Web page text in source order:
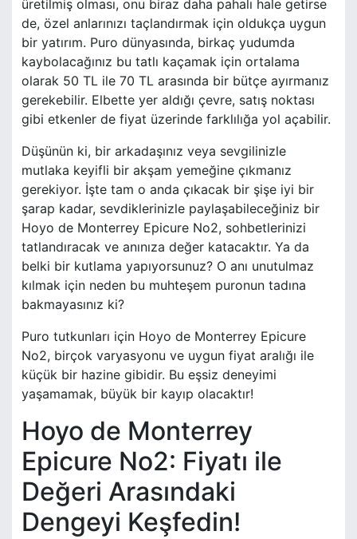
üretilmiş olması, onu biraz daha pahalı hale getirse
de, özel anlarınızı taçlandırmak için oldukça uygun
bir yatırım. Puro dünyasında, birkaç yudumda
kaybolacağınız bu tatlı kaçamak için ortalama
olarak 50 TL ile 70 TL arasında bir bütçe ayırmanız
gerekebilir. Elbette yer aldığı çevre, satış noktası
gibi etkenler de fiyat üzerinde farklılığa yol açabilir.
Düşünün ki, bir arkadaşınız veya sevgilinizle
mutlaka keyifli bir akşam yemeğine çıkmanız
gerekiyor. İşte tam o anda çıkacak bir şişe iyi bir
şarap kadar, sevdiklerinizle paylaşabileceğiniz bir
Hoyo de Monterrey Epicure No2, sohbetlerinizi
tatlandıracak ve anınıza değer katacaktır. Ya da
belki bir kutlama yapıyorsunuz? O anı unutulmaz
kılmak için neden bu muhteşem puronun tadına
bakmayasınız ki?
Puro tutkunları için Hoyo de Monterrey Epicure
No2, birçok varyasyonu ve uygun fiyat aralığı ile
küçük bir hazine gibidir. Bu eşsiz deneyimi
yaşamamak, büyük bir kayıp olacaktır!
Hoyo de Monterrey
Epicure No2: Fiyatı ile
Değeri Arasındaki
Dengeyi Keşfedin!